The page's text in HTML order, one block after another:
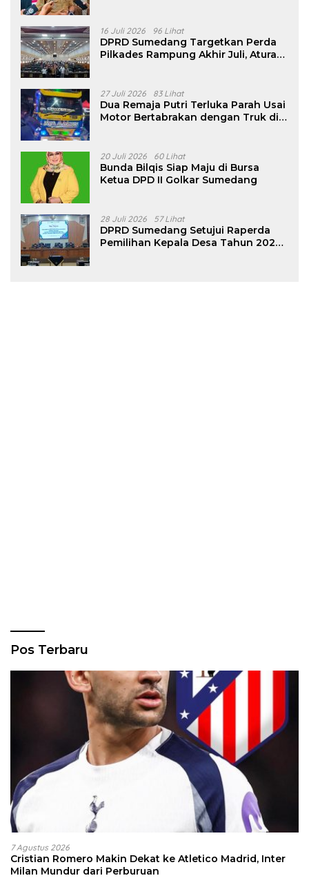
16 Juli 2026 96 Lihat
DPRD Sumedang Targetkan Perda
Pilkades Rampung Akhir Juli, Aturan
27 Juli 2026 83 Lihat
Dua Remaja Putri Terluka Parah Usai
Motor Bertabrakan dengan Truk di
20 Juli 2026 60 Lihat
Bunda Bilqis Siap Maju di Bursa
Ketua DPD II Golkar Sumedang
28 Juli 2026 57 Lihat
DPRD Sumedang Setujui Raperda
Pemilihan Kepala Desa Tahun 2026
Pos Terbaru
7 Agustus 2026
Cristian Romero Makin Dekat ke Atletico Madrid, Inter
Milan Mundur dari Perburuan